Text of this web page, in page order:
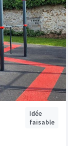
Idée
faisable